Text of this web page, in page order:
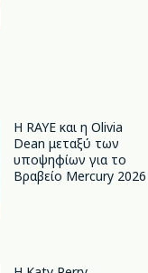
Η RAYE και η Olivia
Dean μεταξύ των
υποψηφίων για το
Βραβείο Mercury 2026